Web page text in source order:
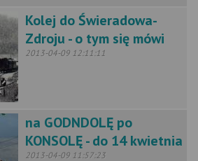
Kolej do Świeradowa-
Zdroju - o tym się mówi
2013-04-09 12:11:11
na GODNDOLĘ po
KONSOLĘ - do 14 kwietnia
2013-04-09 11:57:23